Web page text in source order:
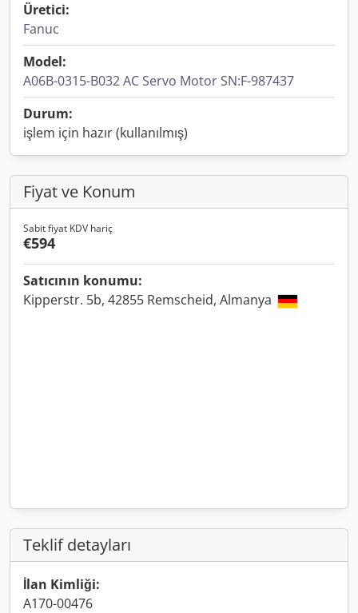
Üretici:
Fanuc
Model:
A06B-0315-B032 AC Servo Motor SN:F-987437
Durum:
işlem için hazır (kullanılmış)
Fiyat ve Konum
Sabit fiyat KDV hariç
€594
Satıcının konumu:
Kipperstr. 5b, 42855 Remscheid, Almanya
Teklif detayları
İlan Kimliği:
A170-00476